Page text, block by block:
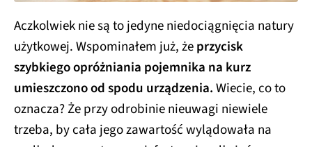
Aczkolwiek nie są to jedyne niedociągnięcia natury
użytkowej. Wspominałem już, żeprzycisk
szybkiego opróżniania pojemnika na kurz
umieszczono od spodu urządzenia.Wiecie, co to
oznacza? Że przy odrobinie nieuwagi niewiele
trzeba, by cała jego zawartość wylądowała na